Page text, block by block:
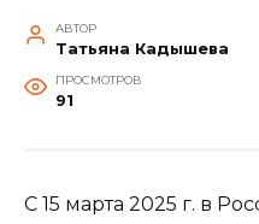
АВТОР
Татьяна Кадышева
ПРОСМОТРОВ
91
С 15 марта 2025 г. в